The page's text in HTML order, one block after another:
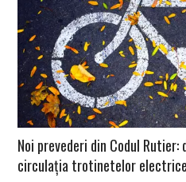
Noi prevederi din Codul
circulația trotinetelor electrice